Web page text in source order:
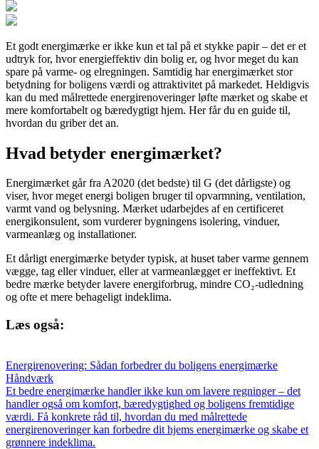
Et godt energimærke er ikke kun et tal på et stykke papir – det er et
udtryk for, hvor energieffektiv din bolig er, og hvor meget du kan
spare på varme- og elregningen. Samtidig har energimærket stor
betydning for boligens værdi og attraktivitet på markedet. Heldigvis
kan du med målrettede energirenoveringer løfte mærket og skabe et
mere komfortabelt og bæredygtigt hjem. Her får du en guide til,
hvordan du griber det an.
Hvad betyder energimærket?
Energimærket går fra A2020 (det bedste) til G (det dårligste) og
viser, hvor meget energi boligen bruger til opvarmning, ventilation,
varmt vand og belysning. Mærket udarbejdes af en certificeret
energikonsulent, som vurderer bygningens isolering, vinduer,
varmeanlæg og installationer.
Et dårligt energimærke betyder typisk, at huset taber varme gennem
vægge, tag eller vinduer, eller at varmeanlægget er ineffektivt. Et
bedre mærke betyder lavere energiforbrug, mindre CO₂-udledning
og ofte et mere behageligt indeklima.
Læs også:
Energirenovering: Sådan forbedrer du boligens energimærke
Håndværk
Et bedre energimærke handler ikke kun om lavere regninger – det
handler også om komfort, bæredygtighed og boligens fremtidige
værdi. Få konkrete råd til, hvordan du med målrettede
energirenoveringer kan forbedre dit hjems energimærke og skabe et
grønnere indeklima.